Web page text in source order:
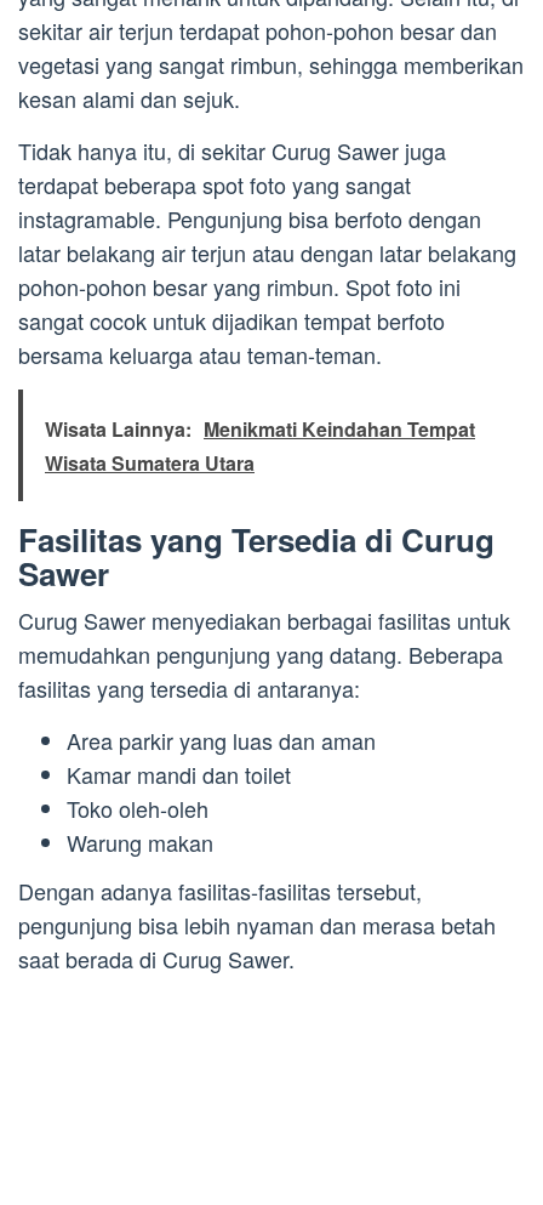
sekitar air terjun terdapat pohon-pohon besar dan
vegetasi yang sangat rimbun, sehingga memberikan
kesan alami dan sejuk.
Tidak hanya itu, di sekitar Curug Sawer juga
terdapat beberapa spot foto yang sangat
instagramable. Pengunjung bisa berfoto dengan
latar belakang air terjun atau dengan latar belakang
pohon-pohon besar yang rimbun. Spot foto ini
sangat cocok untuk dijadikan tempat berfoto
bersama keluarga atau teman-teman.
Wisata Lainnya: Menikmati Keindahan Tempat
Wisata Sumatera Utara
Fasilitas yang Tersedia di Curug
Sawer
Curug Sawer menyediakan berbagai fasilitas untuk
memudahkan pengunjung yang datang. Beberapa
fasilitas yang tersedia di antaranya:
Area parkir yang luas dan aman
Kamar mandi dan toilet
Toko oleh-oleh
Warung makan
Dengan adanya fasilitas-fasilitas tersebut,
pengunjung bisa lebih nyaman dan merasa betah
saat berada di Curug Sawer.